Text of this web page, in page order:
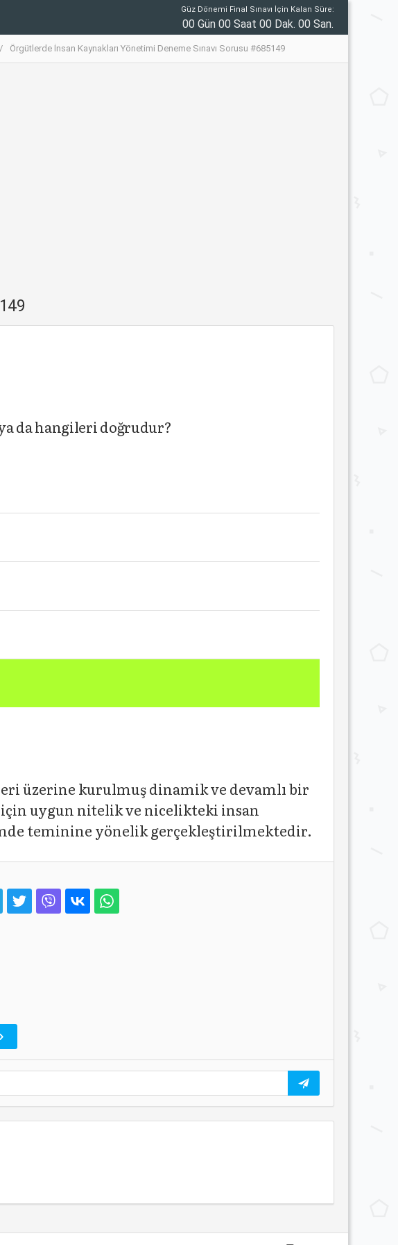
Güz Dönemi Final Sınavı İçin Kalan Süre:
00 Gün 00 Saat 00 Dak. 00 San.
Örgütlerde İnsan Kaynakları Yönetimi Deneme Sınavı Sorusu #685149
da hangileri doğrudur?
üzerine kurulmuş dinamik ve devamlı bir
için uygun nitelik ve nicelikteki insan
teminine yönelik gerçekleştirilmektedir.